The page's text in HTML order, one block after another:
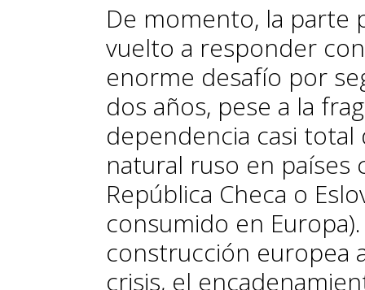
De momento, la parte
vuelto a responder
enorme desafío por
dos años, pese a la
dependencia casi
natural ruso en países
República Checa o
consumido en
construcción europea
crisis, el